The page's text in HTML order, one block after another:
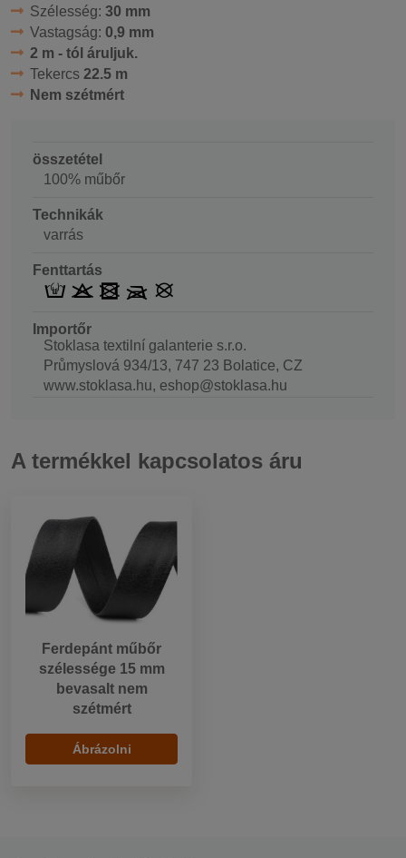
Szélesség: 30 mm
Vastagság: 0,9 mm
2 m - tól áruljuk.
Tekercs 22.5 m
Nem szétmért
összetétel
100% műbőr
Technikák
varrás
Fenttartás
Importőr
Stoklasa textilní galanterie s.r.o.
Průmyslová 934/13, 747 23 Bolatice, CZ
www.stoklasa.hu, eshop@stoklasa.hu
A termékkel kapcsolatos áru
Ferdepánt műbőr
szélessége 15 mm
bevasalt nem
szétmért
Ábrázolni